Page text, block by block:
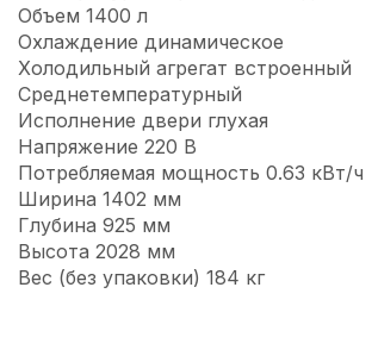
Объем 1400 л
Охлаждение динамическое
Холодильный агрегат встроенный
Среднетемпературный
Исполнение двери глухая
Напряжение 220 В
Потребляемая мощность 0.63 кВт/ч
Ширина 1402 мм
Глубина 925 мм
Высота 2028 мм
Вес (без упаковки) 184 кг